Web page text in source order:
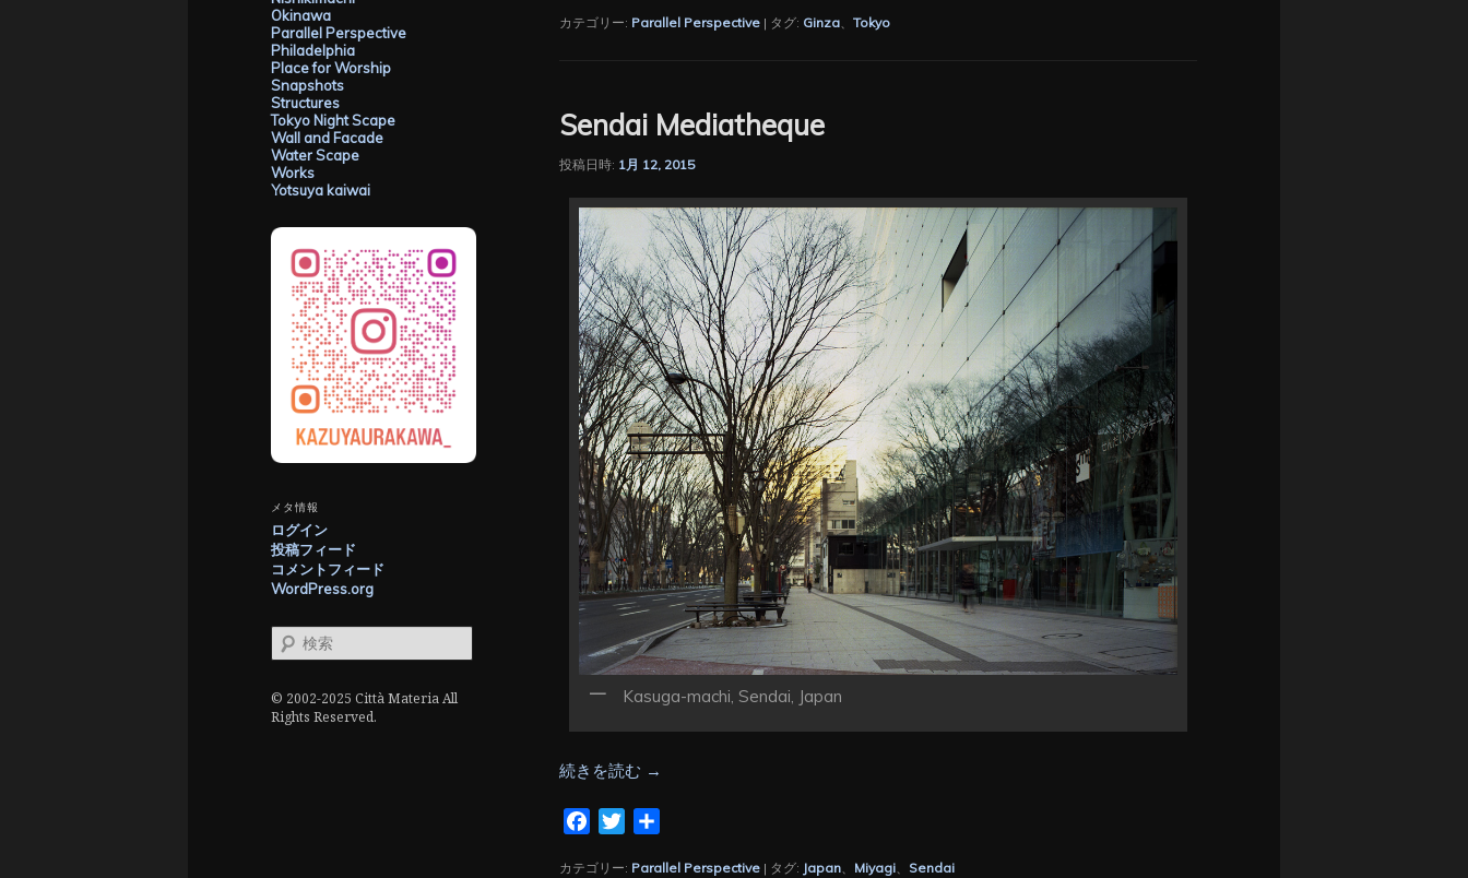
カテゴリー: Parallel Perspective | タグ: Ginza、 Tokyo
Sendai Mediatheque
投稿日時: 1月 12, 2015
Kasuga-machi, Sendai, Japan
続きを読む →
FacebookTwitter
カテゴリー: Parallel Perspective | タグ: Japan、 Miyagi、 Sendai
Okinawa
Parallel Perspective
Philadelphia
Place for Worship
Snapshots
Structures
Tokyo Night Scape
Wall and Facade
Water Scape
Works
Yotsuya kaiwai
メタ情報
ログイン
投稿フィード
コメントフィード
WordPress.org
索
© 2002-2025 Città Materia All
Rights Reserved.